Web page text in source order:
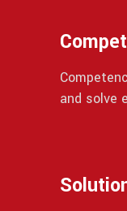
and solve